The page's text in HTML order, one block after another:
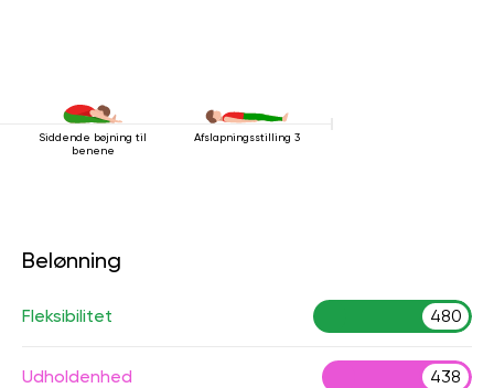
Siddende bøjning til
benene
Afslapningsstilling 3
Belønning
Fleksibilitet 480
Udholdenhed 438